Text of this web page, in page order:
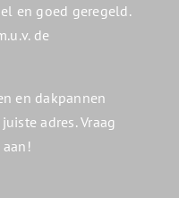
en goed geregeld.
de
en dakpannen
adres. Vraag